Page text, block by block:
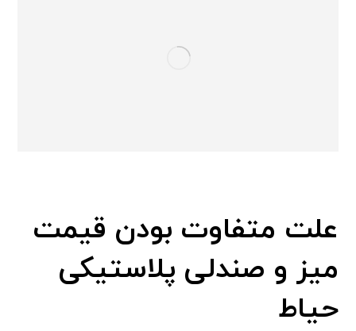
علت متفاوت بودن قیمت
میز و صندلی پلاستیکی
حیاط